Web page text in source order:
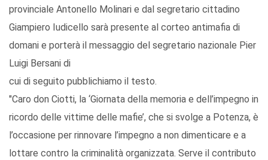
provinciale Antonello Molinari e dal segretario cittadino
Giampiero Iudicello sarà presente al corteo antimafia di
domani e porterà il messaggio del segretario nazionale Pier
Luigi Bersani di
cui di seguito pubblichiamo il testo.
"Caro don Ciotti, la ‘Giornata della memoria e dell’impegno in
ricordo delle vittime delle mafie’, che si svolge a Potenza, è
l’occasione per rinnovare l’impegno a non dimenticare e a
lottare contro la criminalità organizzata. Serve il contributo